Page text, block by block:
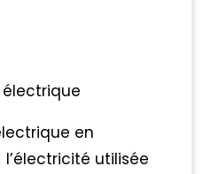
électrique
en
utilisée